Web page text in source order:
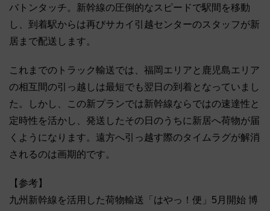
バトンタッチ。新幹線の圧倒的なスピードで駅間を移動
し、到着駅からは再びサカイ引越センターのスタッフが新
居まで配送します。
これまでのトラック輸送では、福岡エリアと鹿児島エリア
の相互間の引っ越しは最短でも翌日の到着となっていまし
た。しかし、この新プランでは新幹線ならではの速達性と
定時性を活かし、発送したその日のうちに新居へ荷物が届
くようになります。遠方へ引っ越す際のタイムラグが解消
されるのは画期的です。
【参考】
九州新幹線を活用した荷物輸送「はやっ！便」5月開始 博